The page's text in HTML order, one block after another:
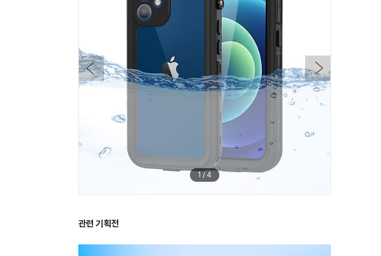
1 / 4
관련 기획전